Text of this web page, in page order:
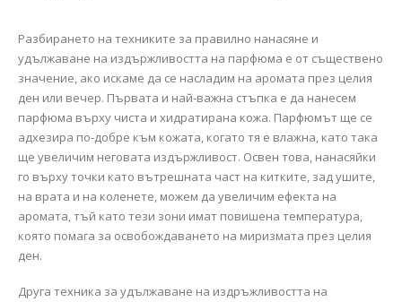
Разбирането на техниките за правилно нанасяне и
удължаване на издържливостта на парфюма е от съществено
значение, ако искаме да се насладим на аромата през целия
ден или вечер. Първата и най-важна стъпка е да нанесем
парфюма върху чиста и хидратирана кожа. Парфюмът ще се
адхезира по-добре към кожата, когато тя е влажна, като така
ще увеличим неговата издържливост. Освен това, нанасяйки
го върху точки като вътрешната част на китките, зад ушите,
на врата и на коленете, можем да увеличим ефекта на
аромата, тъй като тези зони имат повишена температура,
която помага за освобождаването на миризмата през целия
ден.
Друга техника за удължаване на издръжливостта на